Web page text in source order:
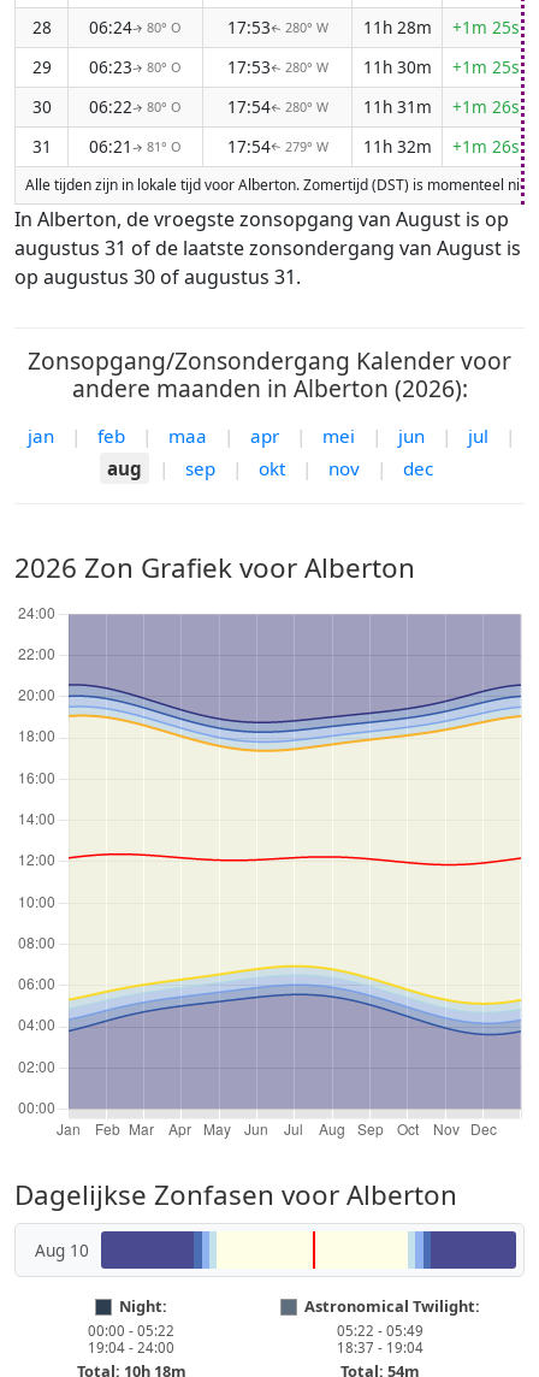
28
06:24↑ 80° O 17:53↑ 280° W 11h 28m
+1m 25s
29
06:23↑ 80° O 17:53↑ 280° W 11h 30m
+1m 25s
30
06:22↑ 80° O 17:54↑ 280° W 11h 31m
+1m 26s
31
06:21 ↑ 81° O 17:54↑ 279° W 11h 32m +1m 26s
Alle tijden zijn in lokale tijd voor Alberton. Zomertijd (DST) is momenteel
In Alberton, de vroegste zonsopgang van August is op
augustus 31 of de laatste zonsondergang van August is
op augustus 30 of augustus 31.
Zonsopgang/Zonsondergang Kalender voor
andere maanden in Alberton (2026):
jan | feb | maa | apr | mei | jun | jul
|
aug
| sep | okt | nov | dec
2026 Zon Grafiek voor Alberton
Dagelijkse Zonfasen voor Alberton
Aug 10
Night:
00:00 - 05:22
19:04 - 24:00
Total: 10h 18m
Astronomical Twilight:
05:22 - 05:49
18:37 - 19:04
Total: 54m